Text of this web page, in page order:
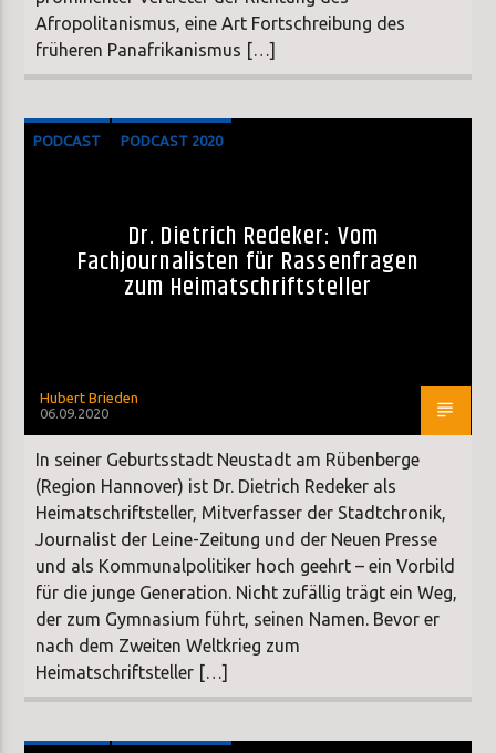
Afropolitanismus, eine Art Fortschreibung des
früheren Panafrikanismus […]
PODCAST PODCAST 2020
Dr. Dietrich Redeker: Vom
Fachjournalisten für Rassenfragen
zum Heimatschriftsteller
Hubert Brieden
06.09.2020
In seiner Geburtsstadt Neustadt am Rübenberge
(Region Hannover) ist Dr. Dietrich Redeker als
Heimatschriftsteller, Mitverfasser der Stadtchronik,
Journalist der Leine-Zeitung und der Neuen Presse
und als Kommunalpolitiker hoch geehrt – ein Vorbild
für die junge Generation. Nicht zufällig trägt ein Weg,
der zum Gymnasium führt, seinen Namen. Bevor er
nach dem Zweiten Weltkrieg zum
Heimatschriftsteller […]